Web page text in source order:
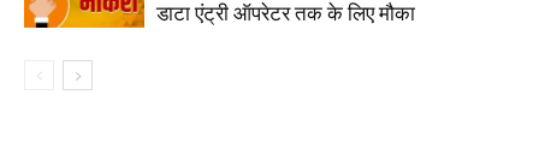
डाटा एंट्री ऑपरेटर तक के लिए मौका